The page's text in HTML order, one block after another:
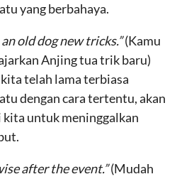
yang berbahaya.
an old dog new tricks.”(Kamu
Anjing tua trik baru)
telah lama terbiasa
dengan cara tertentu, akan
kita untuk meninggalkan
after the event.”(Mudah